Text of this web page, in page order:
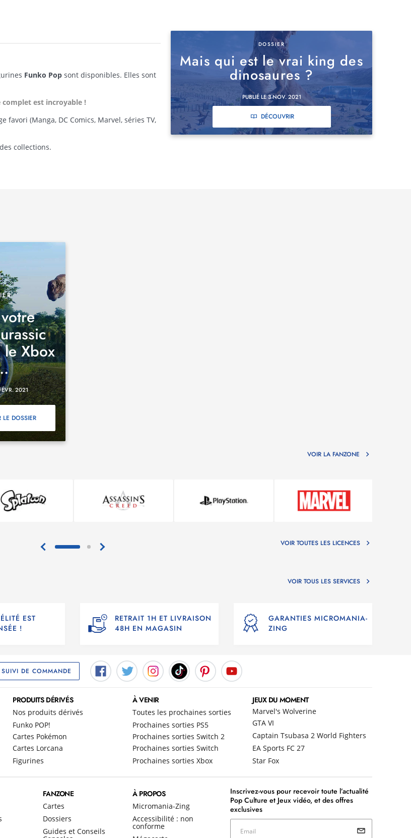
Funko Pop sont disponibles. Elles sont
complet est incroyable !
(Manga, DC Comics, Marvel, séries TV,
collections.
DOSSIER
Mais qui est le vrai king des
dinosaures ?
PUBLIÉ LE 3 NOV. 2021
DÉCOUVRIR
le Xbox
2021
LE DOSSIER
VOIR LA FANZONE
VOIR TOUTES LES LICENCES
VOIR TOUS LES SERVICES
EST
!
RETRAIT 1H ET LIVRAISON
48H EN MAGASIN
GARANTIES MICROMANIA-
ZING
SUIVI DE COMMANDE
PRODUITS DÉRIVÉS
Nos produits dérivés
Funko POP!
Cartes Pokémon
Cartes Lorcana
Figurines
À VENIR
Toutes les prochaines sorties
Prochaines sorties PS5
Prochaines sorties Switch 2
Prochaines sorties Switch
Prochaines sorties Xbox
JEUX DU MOMENT
Marvel's Wolverine
GTA VI
Captain Tsubasa 2 World Fighters
EA Sports FC 27
Star Fox
FANZONE
Cartes
Dossiers
Guides et Conseils
À PROPOS
Micromania-Zing
Accessibilité : non
conforme
Inscrivez-vous pour recevoir toute l’actualité
Pop Culture et Jeux vidéo, et des offres
exclusives
Email